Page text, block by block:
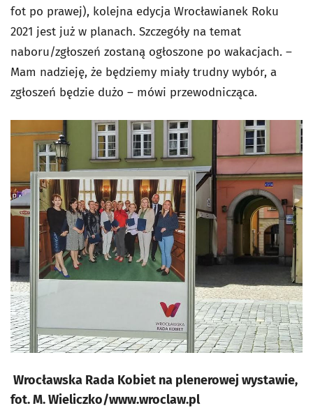
fot po prawej), kolejna edycja Wrocławianek Roku
2021 jest już w planach. Szczegóły na temat
naboru/zgłoszeń zostaną ogłoszone po wakacjach. –
Mam nadzieję, że będziemy miały trudny wybór, a
zgłoszeń będzie dużo – mówi przewodnicząca.
Wrocławska Rada Kobiet na plenerowej wystawie,
fot. M. Wieliczko/www.wroclaw.pl